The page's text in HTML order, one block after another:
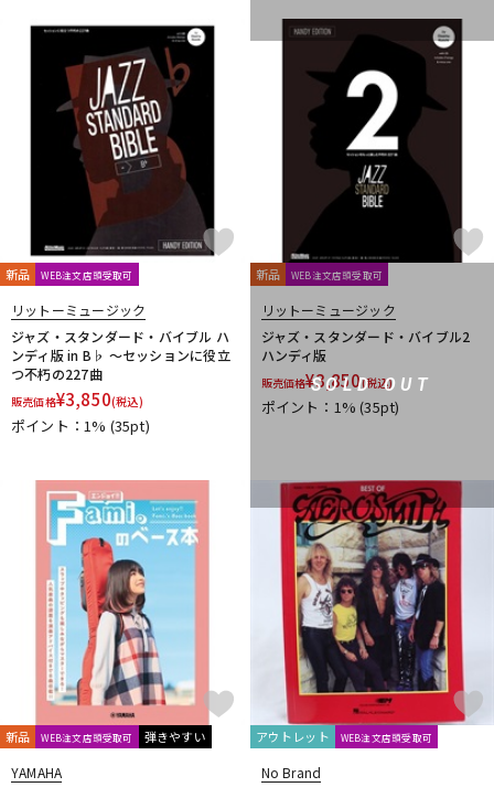
新品 WEB注文店頭受取可
リットーミュージック
ジャズ・スタンダード・バイブル ハ
ンディ版 in B♭ ～セッションに役立
つ不朽の227曲
販売価格¥3,850(税込)
ポイント：1% (35pt)
SOLD OUT
新品 WEB注文店頭受取可
リットーミュージック
ジャズ・スタンダード・バイブル2
ハンディ版
販売価格¥3,850(税込)
ポイント：1%(35pt)
新品 WEB注文店頭受取可 弾きやすい
YAMAHA
アウトレット WEB注文店頭受取可
No Brand